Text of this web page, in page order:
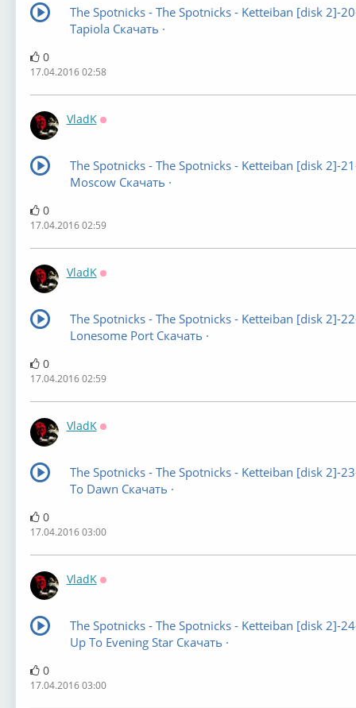
The Spotnicks - The Spotnicks - Ketteiban [disk 2]-
Tapiola Скачать ·
0
17.04.2016 02:58
VladK
The Spotnicks - The Spotnicks - Ketteiban [disk 2]-
Moscow Скачать ·
0
17.04.2016 02:59
VladK
The Spotnicks - The Spotnicks - Ketteiban [disk 2]-
Lonesome Port Скачать ·
0
17.04.2016 02:59
VladK
The Spotnicks - The Spotnicks - Ketteiban [disk 2]-
To Dawn Скачать ·
0
17.04.2016 03:00
VladK
The Spotnicks - The Spotnicks - Ketteiban [disk 2]-
Up To Evening Star Скачать ·
0
17.04.2016 03:00